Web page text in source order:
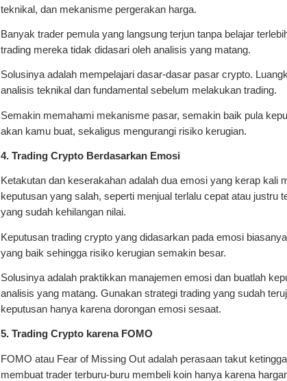
teknikal, dan mekanisme pergerakan harga.
Banyak trader pemula yang langsung terjun tanpa belajar
trading mereka tidak didasari oleh analisis yang matang.
Solusinya adalah mempelajari dasar-dasar pasar crypto.
analisis teknikal dan fundamental sebelum melakukan trading.
Semakin memahami mekanisme pasar, semakin baik pula
akan kamu buat, sekaligus mengurangi risiko kerugian.
4. Trading Crypto Berdasarkan Emosi
Ketakutan dan keserakahan adalah dua emosi yang kerap kali
keputusan yang salah, seperti menjual terlalu cepat atau justru
yang sudah kehilangan nilai.
Keputusan trading crypto yang didasarkan pada emosi
yang baik sehingga risiko kerugian semakin besar.
Solusinya adalah praktikkan manajemen emosi dan buatlah
analisis yang matang. Gunakan strategi trading yang sudah
keputusan hanya karena dorongan emosi sesaat.
5. Trading Crypto karena FOMO
FOMO atau Fear of Missing Out adalah perasaan takut
membuat trader terburu-buru membeli koin hanya karena